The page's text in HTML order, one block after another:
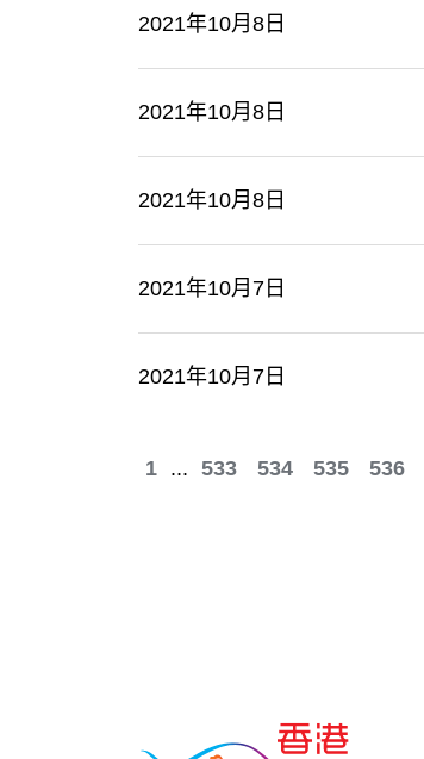
2021年10月8日
2021年10月8日
2021年10月8日
2021年10月7日
2021年10月7日
1 ... 533 534 535 536